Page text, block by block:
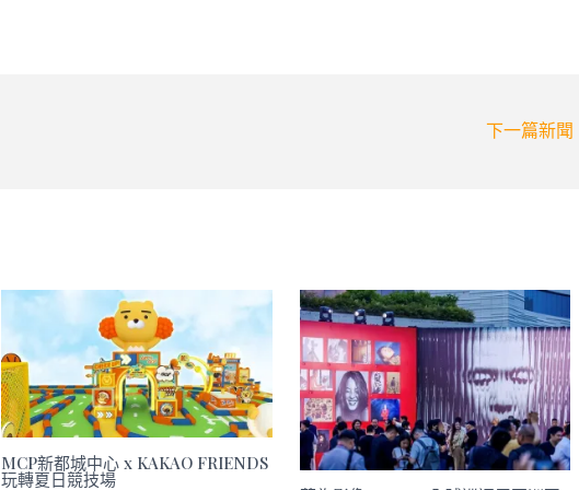
下一篇新聞
MCP新都城中心 x KAKAO FRIENDS
玩轉夏日競技場